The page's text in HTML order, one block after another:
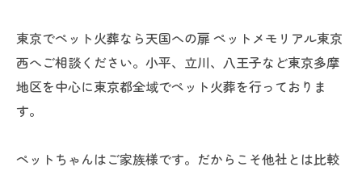
東京でペット火葬なら天国への扉 ペットメモリアル東京
西へご相談ください。小平、立川、八王子など東京多摩
地区を中心に東京都全域でペット火葬を行っておりま
す。
ペットちゃんはご家族様です。だからこそ他社とは比較